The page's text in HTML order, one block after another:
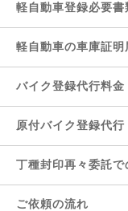
軽自動車登録必要書
軽自動車の車庫証明
バイク登録代行料金
原付バイク登録代
丁種封印再々委託
ご依頼の流れ